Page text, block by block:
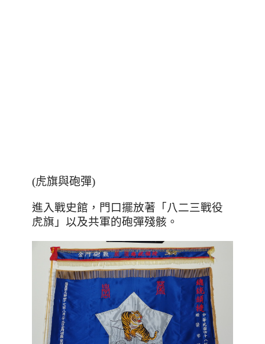
(虎旗與砲彈)
進入戰史館，門口擺放著「八二三戰役
虎旗」以及共軍的砲彈殘骸。